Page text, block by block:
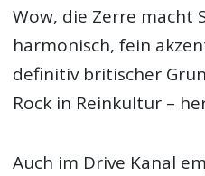
Wow, die Zerre macht
harmonisch, fein
definitiv britischer
Rock in Reinkultur –
Auch im Drive Kanal